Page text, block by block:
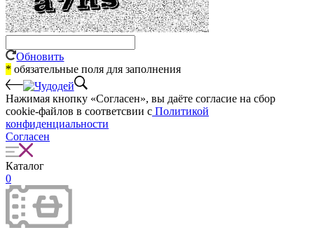
Обновить
* обязательные поля для заполнения
Нажимая кнопку «Согласен», вы даёте cогласие на сбор
cookie-файлов в соответсвии с Политикой
конфиденциальности
Согласен
Каталог
0